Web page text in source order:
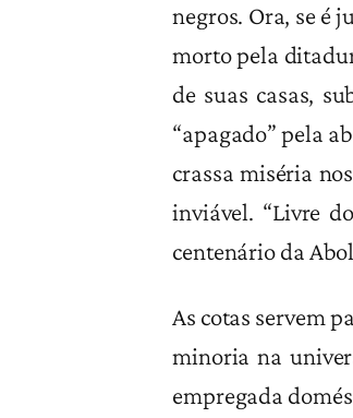
negros. Ora, se é
morto pela
de suas casas,
“apagado” pela
crassa miséria
inviável. “Livre
centenário da
As cotas servem
minoria na
empregada